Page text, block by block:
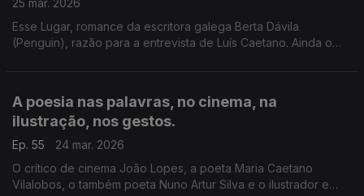
Esse Lugar, romance da escritora galega Berta Dávila
(Penguin), razão para a entrevista de Luís Caetano. Ainda o
A poesia nas palavras, no cinema, na
ilustração, nos gestos.
Ep. 55
24 mar. 2026
O crítico de cinema João Lopes, a poeta Maria Caetano
Vilalobos, o também poeta Nuno Artur Silva e o ilustrador e